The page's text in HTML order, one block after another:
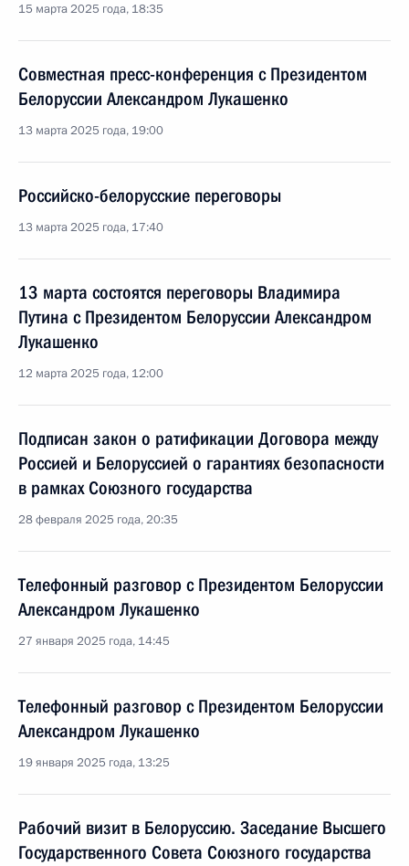
15 марта 2025 года, 18:35
Совместная пресс-конференция с Президентом
Белоруссии Александром Лукашенко
13 марта 2025 года, 19:00
Российско-белорусские переговоры
13 марта 2025 года, 17:40
13 марта состоятся переговоры Владимира
Путина с Президентом Белоруссии Александром
Лукашенко
12 марта 2025 года, 12:00
Подписан закон о ратификации Договора между
Россией и Белоруссией о гарантиях безопасности
в рамках Союзного государства
28 февраля 2025 года, 20:35
Телефонный разговор с Президентом Белоруссии
Александром Лукашенко
27 января 2025 года, 14:45
Телефонный разговор с Президентом Белоруссии
Александром Лукашенко
19 января 2025 года, 13:25
Рабочий визит в Белоруссию. Заседание Высшего
Государственного Совета Союзного государства